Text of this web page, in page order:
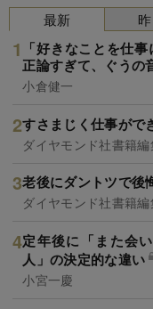
最新
「好きなことを仕
正論すぎて、ぐうの
小倉健一
すさまじく仕事がで
ダイヤモンド社書籍編
老後にダントツで後
ダイヤモンド社書籍編
定年後に「また会
人」の決定的な違い
小宮一慶